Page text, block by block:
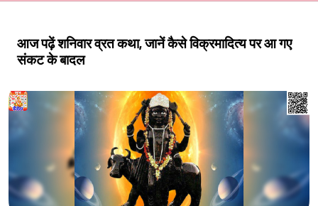
आज पढ़ें शनिवार व्रत कथा, जानें कैसे विक्रमादित्य पर आ गए
संकट के बादल